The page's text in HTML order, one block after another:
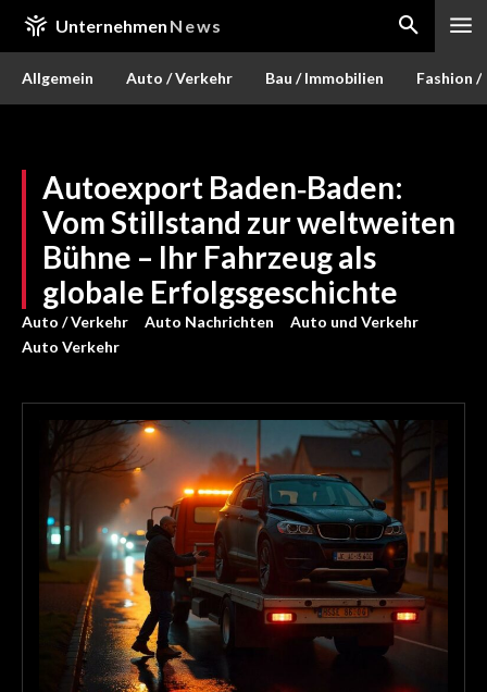
Unternehmen News
Allgemein Auto / Verkehr Bau / Immobilien Fashion /
Autoexport Baden‑Baden:
Vom Stillstand zur weltweiten
Bühne – Ihr Fahrzeug als
globale Erfolgsgeschichte
Auto / Verkehr Auto Nachrichten
Auto und Verkehr
Auto Verkehr